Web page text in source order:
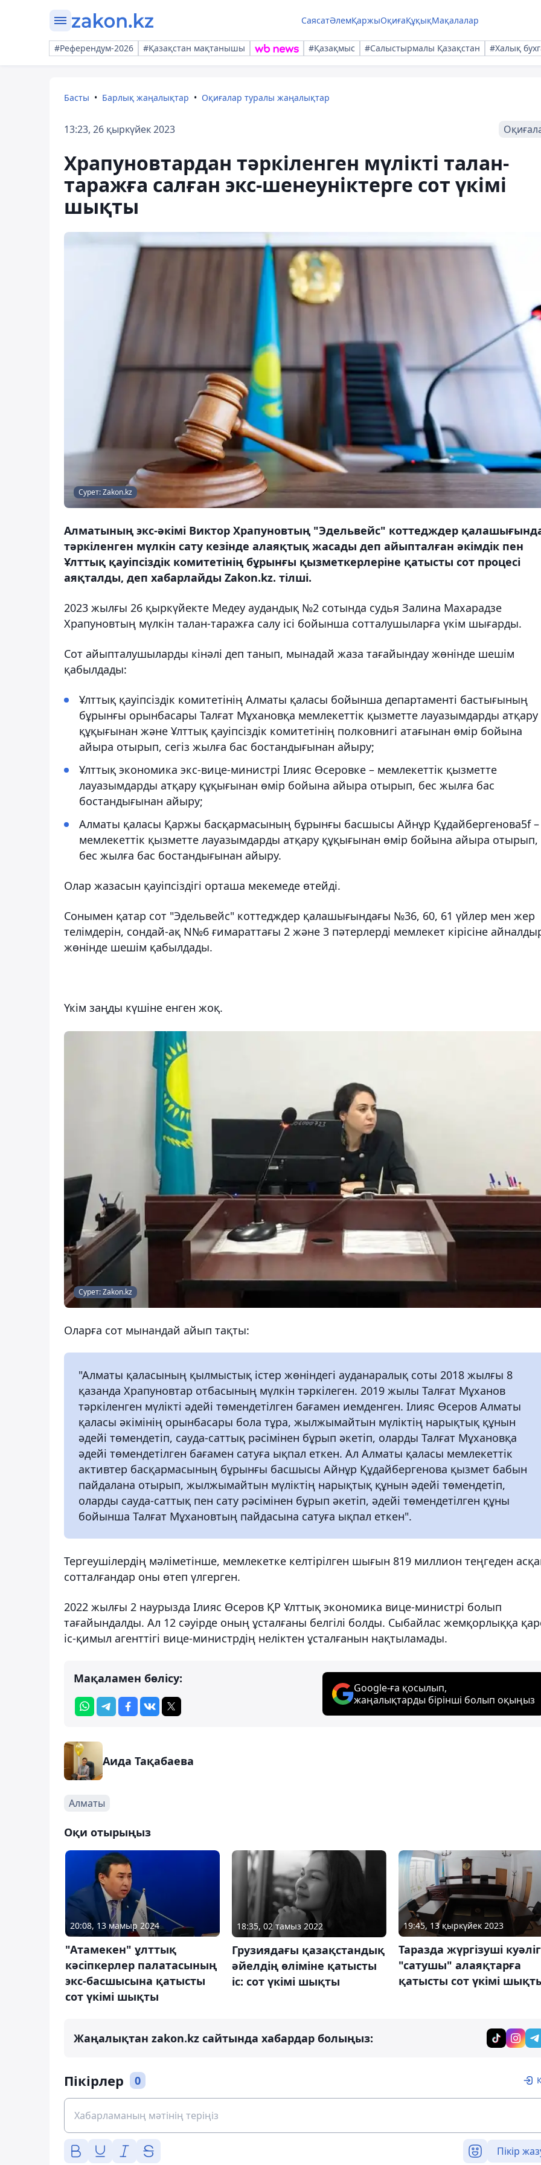
СаясатӘлемҚаржыОқиғаҚұқықМақалалар
#Референдум-2026 #Қазақстан мақтанышы #Қазақмыс #Салыстырмалы Қазақстан #Халық
Басты Барлық жаңалықтар Оқиғалар туралы жаңалықтар
13:23, 26 қыркүйек 2023
Храпуновтардан тәркіленген мүлікті талан-
таражға салған экс-шенеуніктерге сот үкімі
шықты
Сурет: Zakon.kz
Алматының экс-әкімі Виктор Храпуновтың "Эдельвейс" коттедждер
тәркіленген мүлкін сату кезінде алаяқтық жасады деп айыпталған әкімдік пен
Ұлттық қауіпсіздік комитетінің бұрынғы қызметкерлеріне қатысты сот процесі
аяқталды, деп хабарлайды Zakon.kz. тілші.
2023 жылғы 26 ​​қыркүйекте Медеу аудандық №2 сотында судья Залина Махарадзе
Храпуновтың мүлкін талан-таражға салу ісі бойынша сотталушыларға үкім шығарды.
Сот айыпталушыларды кінәлі деп танып, мынадай жаза тағайындау жөнінде шешім
қабылдады:
Ұлттық қауіпсіздік комитетінің Алматы қаласы бойынша департаменті бастығының
бұрынғы орынбасары Талғат Мұхановқа мемлекеттік қызметте лауазымдарды атқару
құқығынан және Ұлттық қауіпсіздік комитетінің полковнигі атағынан өмір бойына
айыра отырып, сегіз жылға бас бостандығынан айыру;
Ұлттық экономика экс-вице-министрі Ілияс Өсеровке – мемлекеттік қызметте
лауазымдарды атқару құқығынан өмір бойына айыра отырып, бес жылға бас
бостандығынан айыру;
Алматы қаласы Қаржы басқармасының бұрынғы басшысы Айнұр Құдайбергенова5f –
мемлекеттік қызметте лауазымдарды атқару құқығынан өмір бойына айыра отырып,
бес жылға бас бостандығынан айыру.
Олар жазасын қауіпсіздігі орташа мекемеде өтейді.
Сонымен қатар сот "Эдельвейс" коттедждер қалашығындағы №36, 60, 61 үйлер мен жер
телімдерін, сондай-ақ N№6 ғимараттағы 2 және 3 пәтерлерді мемлекет кірісіне
жөнінде шешім қабылдады.
Үкім заңды күшіне енген жоқ.
Сурет: Zakon.kz
Оларға сот мынандай айып тақты:
"Алматы қаласының қылмыстық істер жөніндегі ауданаралық соты 2018 жылғы 8
қазанда Храпуновтар отбасының мүлкін тәркілеген. 2019 жылы Талғат Мұханов
тәркіленген мүлікті әдейі төмендетілген бағамен иемденген. Ілияс Өсеров Алматы
қаласы әкімінің орынбасары бола тұра, жылжымайтын мүліктің нарықтық құнын
әдейі төмендетіп, сауда-саттық рәсімінен бұрып әкетіп, оларды Талғат Мұхановқа
әдейі төмендетілген бағамен сатуға ықпал еткен. Ал Алматы қаласы мемлекеттік
активтер басқармасының бұрынғы басшысы Айнұр Құдайбергенова қызмет бабын
пайдалана отырып, жылжымайтын мүліктің нарықтық құнын әдейі төмендетіп,
оларды сауда-саттық пен сату рәсімінен бұрып әкетіп, әдейі төмендетілген құны
бойынша Талғат Мұхановтың пайдасына сатуға ықпал еткен".
Тергеушілердің мәліметінше, мемлекетке келтірілген шығын 819 миллион теңгеден
сотталғандар оны өтеп үлгерген.
2022 жылғы 2 наурызда Ілияс Өсеров ҚР Ұлттық экономика вице-министрі болып
тағайындалды. Ал 12 сәуірде оның ұсталғаны белгілі болды. Сыбайлас жемқорлыққа
іс-қимыл агенттігі вице-министрдің неліктен ұсталғанын нақтыламады.
Мақаламен бөлісу:
Google-ға қосылып,
жаңалықтарды бірінші болып оқыңыз
Аида Тақабаева
Алматы
Оқи отырыңыз
20:08, 13 мамыр 2024
"Атамекен" ұлттық
кәсіпкерлер палатасының
экс-басшысына қатысты
сот үкімі шықты
18:35, 02 тамыз 2022
Грузиядағы қазақстандық
әйелдің өліміне қатысты
іс: сот үкімі шықты
19:45, 13 қыркүйек 2023
Таразда жүргізуші
"сатушы" алаяқтарға
қатысты сот үкімі
Жаңалықтан zakon.kz сайтында хабардар болыңыз:
Пікірлер 0
Пікір